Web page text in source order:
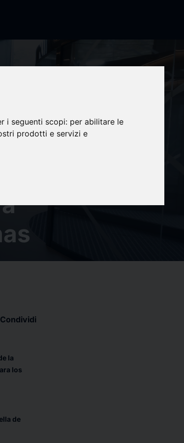
i seguenti scopi: per abilitare le
prodotti e servizi e
Condividi
la
los
de